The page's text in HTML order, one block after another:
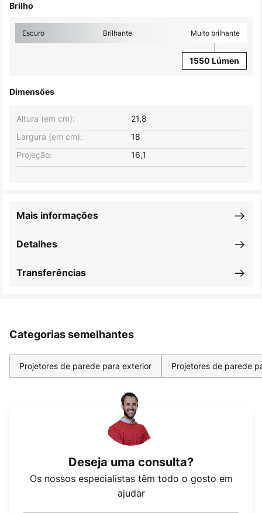
Brilho
Escuro Brilhante Muito brilhante
1550 Lúmen
Dimensões
Largura (em cm): 18
Altura (em cm): 21,8
Projeção: 16,1
Detalhes
Mais informações
Transferências
Categorias semelhantes
Projetores de parede para exterior Projetores de parede
Deseja uma consulta?
Os nossos especialistas têm todo o gosto em
ajudar